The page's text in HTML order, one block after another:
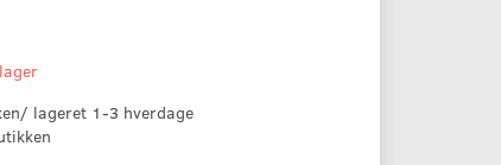
lageret 1-3 hverdage